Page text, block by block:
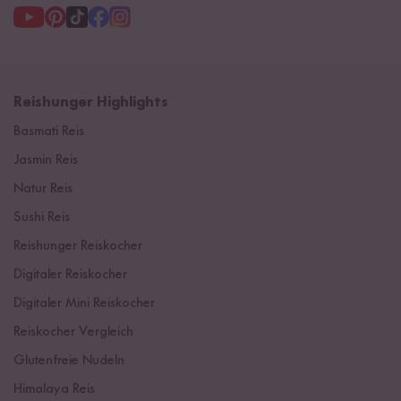
Reishunger Highlights
Basmati Reis
Jasmin Reis
Natur Reis
Sushi Reis
Reishunger Reiskocher
Digitaler Reiskocher
Digitaler Mini Reiskocher
Reiskocher Vergleich
Glutenfreie Nudeln
Himalaya Reis